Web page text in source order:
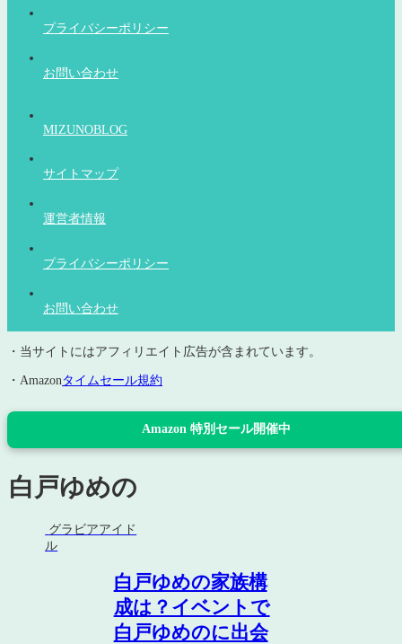
プライバシーポリシー
お問い合わせ
MIZUNOBLOG
サイトマップ
運営者情報
プライバシーポリシー
お問い合わせ
・当サイトにはアフィリエイト広告が含まれています。
・Amazonタイムセール規約
Amazon 特別セール開催中
白戸ゆめの
グラビアアイド
ル
白戸ゆめの家族構
成は？イベントで
白戸ゆめのに出会